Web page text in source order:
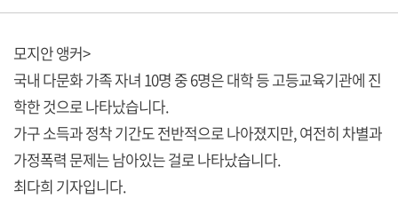
모지안 앵커>
국내 다문화 가족 자녀 10명 중 6명은 대학 등 고등교육기관에 진
학한 것으로 나타났습니다.
가구 소득과 정착 기간도 전반적으로 나아졌지만, 여전히 차별과
가정폭력 문제는 남아있는 걸로 나타났습니다.
최다희 기자입니다.